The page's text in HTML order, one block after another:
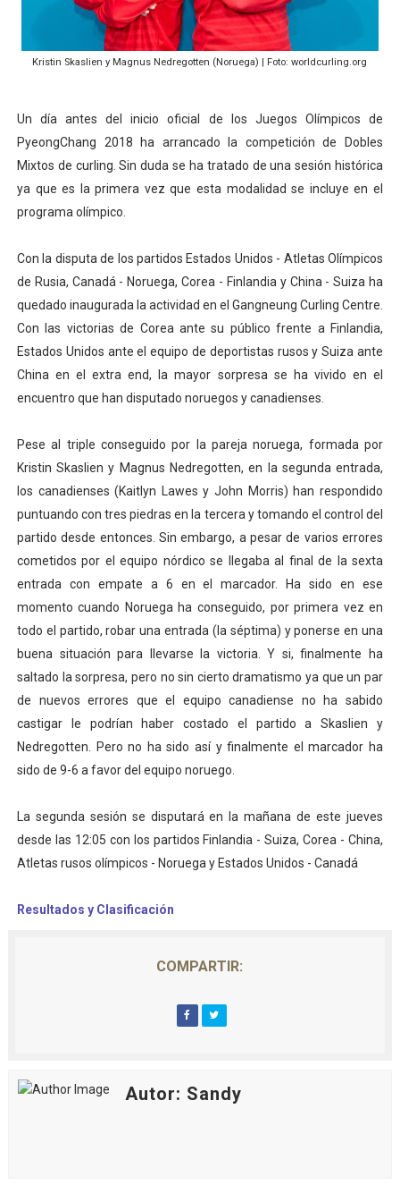
Athletes Unlimited Softball League 2026 - Las Utah
Mundial de piragüismo slalom 2026 (Oklahoma City,
Mundial de Fórmula 1 2026 - Lando Norris consigue
Campeonato de Europa de high diving 2026 (París,
Kristin Skaslien y Magnus Nedregotten (Noruega) | Foto: worldcurling.org
Un día antes del inicio oficial de los Juegos Olímpicos de
PyeongChang 2018 ha arrancado la competición de Dobles
Mixtos de curling. Sin duda se ha tratado de una sesión histórica
ya que es la primera vez que esta modalidad se incluye en el
programa olímpico.
Con la disputa de los partidos Estados Unidos - Atletas Olímpicos
de Rusia, Canadá - Noruega, Corea - Finlandia y China - Suiza ha
quedado inaugurada la actividad en el Gangneung Curling Centre.
Con las victorias de Corea ante su público frente a Finlandia,
Estados Unidos ante el equipo de deportistas rusos y Suiza ante
China en el extra end, la mayor sorpresa se ha vivido en el
encuentro que han disputado noruegos y canadienses.
Pese al triple conseguido por la pareja noruega, formada por
Kristin Skaslien y Magnus Nedregotten, en la segunda entrada,
los canadienses (Kaitlyn Lawes y John Morris) han respondido
puntuando con tres piedras en la tercera y tomando el control del
partido desde entonces. Sin embargo, a pesar de varios errores
cometidos por el equipo nórdico se llegaba al final de la sexta
entrada con empate a 6 en el marcador. Ha sido en ese
momento cuando Noruega ha conseguido, por primera vez en
todo el partido, robar una entrada (la séptima) y ponerse en una
buena situación para llevarse la victoria. Y si, finalmente ha
saltado la sorpresa, pero no sin cierto dramatismo ya que un par
de nuevos errores que el equipo canadiense no ha sabido
castigar le podrían haber costado el partido a Skaslien y
Nedregotten. Pero no ha sido así y finalmente el marcador ha
sido de 9-6 a favor del equipo noruego.
La segunda sesión se disputará en la mañana de este jueves
desde las 12:05 con los partidos Finlandia - Suiza, Corea - China,
Atletas rusos olímpicos - Noruega y Estados Unidos - Canadá
Resultados y Clasificación
COMPARTIR:
Autor: Sandy